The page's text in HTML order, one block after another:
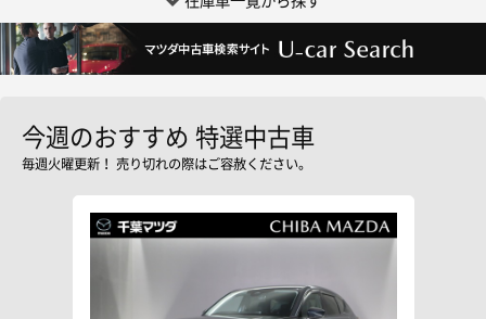
今週のおすすめ 特選中古車
毎週火曜更新！ 売り切れの際はご容赦ください。